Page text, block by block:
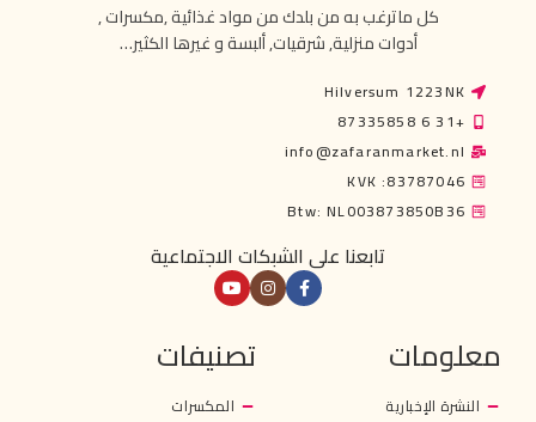
كل ماترغب به من بلدك من مواد غذائية ,مكسرات ,
أدوات منزلية, شرقيات, ألبسة و غيرها الكثير…
Hilversum 1223NK
+31 6 87335858
info@zafaranmarket.nl
KVK :83787046
Btw: NL003873850B36
تابعنا على الشبكات الاجتماعية
معلومات
النشرة الإخبارية
تصنيفات
المكسرات